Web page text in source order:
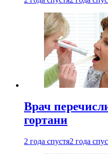
Врач
гортани
2 года спустя2 года